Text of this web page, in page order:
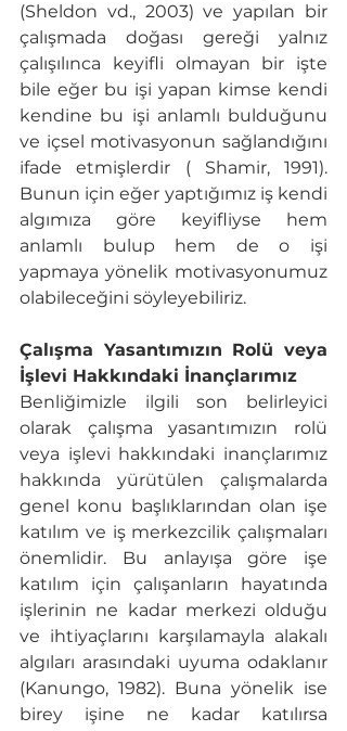
(Sheldon vd., 2003) ve yapılan bir
çalışmada doğası gereği yalnız
çalışılınca keyifli olmayan bir işte
bile eğer bu işi yapan kimse kendi
kendine bu işi anlamlı bulduğunu
ve içsel motivasyonun sağlandığını
ifade etmişlerdir ( Shamir, 1991).
Bunun için eğer yaptığımız iş kendi
algımıza göre keyifliyse hem
anlamlı bulup hem de o işi
yapmaya yönelik motivasyonumuz
olabileceğini söyleyebiliriz.
Çalışma Yasantımızın Rolü veya
İşlevi Hakkındaki İnançlarımız
Benliğimizle ilgili son belirleyici
olarak çalışma yasantımızın rolü
veya işlevi hakkındaki inançlarımız
hakkında yürütülen çalışmalarda
genel konu başlıklarından olan işe
katılım ve iş merkezcilik çalışmaları
önemlidir. Bu anlayışa göre işe
katılım için çalışanların hayatında
işlerinin ne kadar merkezi olduğu
ve ihtiyaçlarını karşılamayla alakalı
algıları arasındaki uyuma odaklanır
(Kanungo, 1982). Buna yönelik ise
birey işine ne kadar katılırsa